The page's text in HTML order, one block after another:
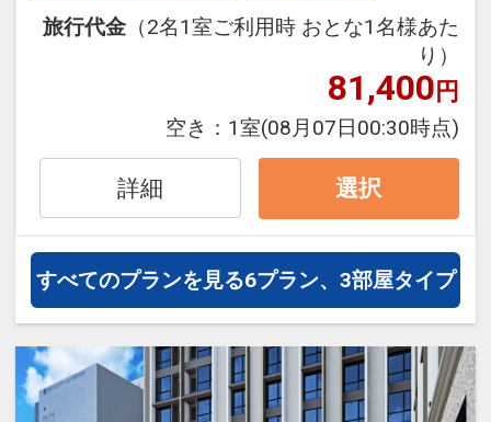
●全室Ｗｉ-Ｆｉ完備！
連泊ポイント
●連泊時、お部屋の清掃・ベッドメイク
不要の方に、ドリンク付（おひとり様に
つき１本）
※タオルセットとアメニティ交換のみの
簡易清掃となります。
※旅行代金に含まれます。
ご宿泊者様にホテルから朝食をご用意！
連泊の場合、
３００
※割引適用後のご旅行代金は、カレンダ
ーからお進みいただいた後表示される
「空室照会結果確認画面」でご確認くだ
※宿泊期間中すべての日において人数・
氏名・客室タイプ・食事条件・プラン同
す。
旅行代金 （2名1室ご利用時 おとな1名様あた
り）
81,400円
空き： 1室(08月07日00:30時点)
詳細 選択
すべてのプランを見る6プラン、3部屋タイプ